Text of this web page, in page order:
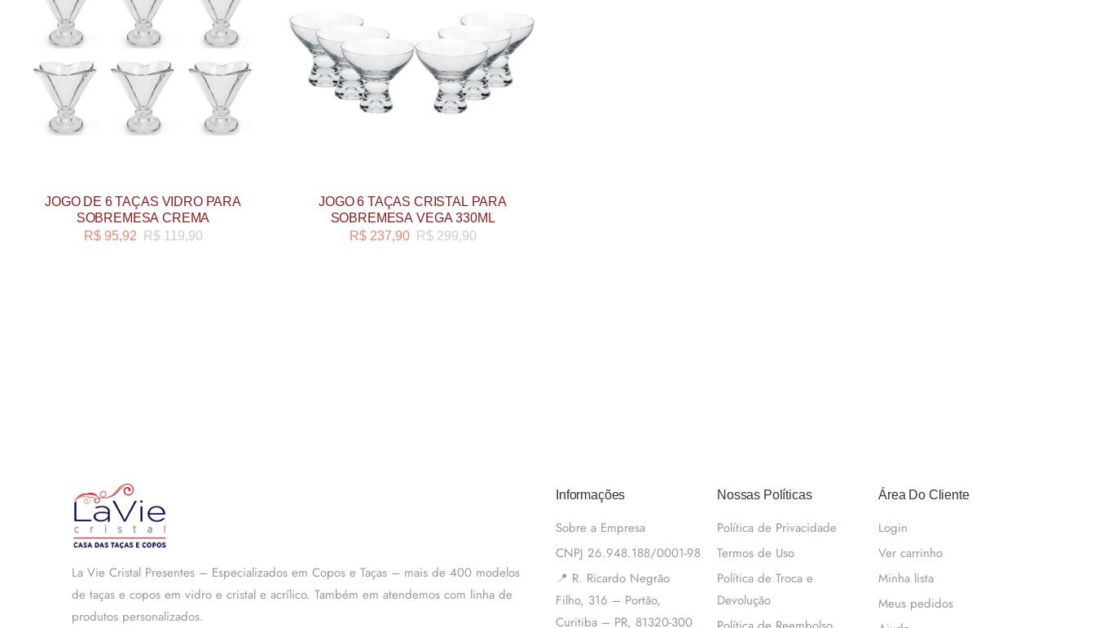
JOGO DE 6 TAÇAS VIDRO PARA
SOBREMESA CREMA
R$119,90
R$95,92
JOGO 6 TAÇAS CRISTAL PARA
SOBREMESA VEGA 330ML
R$299,90
R$237,90
La Vie Cristal Presentes – Especializados em Copos e Taças – mais de 400 modelos
de taças e copos em vidro e cristal e acrílico. Também em atendemos com linha de
produtos personalizados.
Informações
Sobre a Empresa
CNPJ 26.948.188/0001-98
📍 R. Ricardo Negrão
Filho, 316 – Portão,
Curitiba – PR, 81320-300
Nossas Políticas
Política de Privacidade
Termos de Uso
Política de Troca e
Devolução
Área Do Cliente
Login
Ver carrinho
Minha lista
Meus pedidos